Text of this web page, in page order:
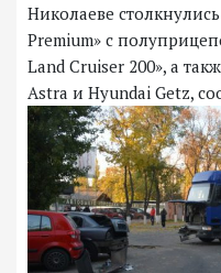
Николаеве
Premium» с
Land Cruiser 200», а
Astra и Hyundai Getz,